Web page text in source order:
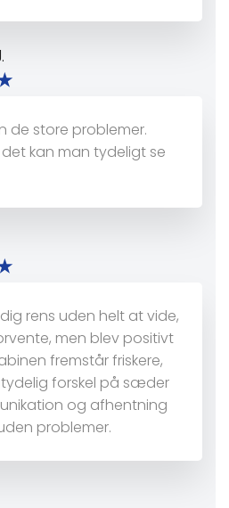
de store problemer.
kan man tydeligt se
rens uden helt at vide,
men blev positivt
fremstår friskere,
forskel på sæder
og afhentning
problemer.